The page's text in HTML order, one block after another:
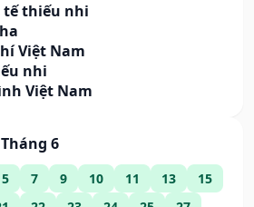
tế thiếu nhi
Việt Nam
nhi
Việt Nam
6
5 7 9 10 11 13
15